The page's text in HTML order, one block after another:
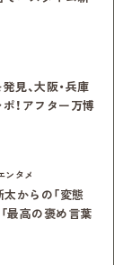
見、大阪・兵庫
！アフター万博
ンタメ
太からの「変態
最高の褒め言葉